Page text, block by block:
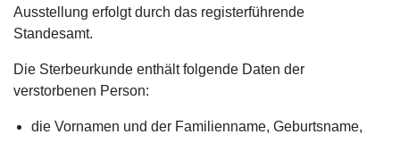
Ausstellung erfolgt durch das registerführende
Standesamt.
Die Sterbeurkunde enthält folgende Daten der
verstorbenen Person:
die Vornamen und der Familienname, Geburtsname,